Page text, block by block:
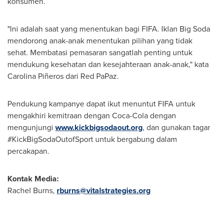
"Ini adalah saat yang menentukan bagi FIFA. Iklan Big Soda
mendorong anak-anak menentukan pilihan yang tidak
sehat. Membatasi pemasaran sangatlah penting untuk
mendukung kesehatan dan kesejahteraan anak-anak," kata
Carolina Piñeros dari Red PaPaz.
Pendukung kampanye dapat ikut menuntut FIFA untuk
mengakhiri kemitraan dengan Coca-Cola dengan
mengunjungi www.kickbigsodaout.org, dan gunakan tagar
#KickBigSodaOutofSport untuk bergabung dalam
percakapan.
Kontak Media:
Rachel Burns, rburns@vitalstrategies.org